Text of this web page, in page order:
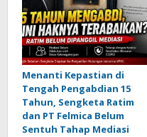
Menanti Kepastian di
Tengah Pengabdian 15
Tahun, Sengketa Ratim
dan PT Felmica Belum
Sentuh Tahap Mediasi